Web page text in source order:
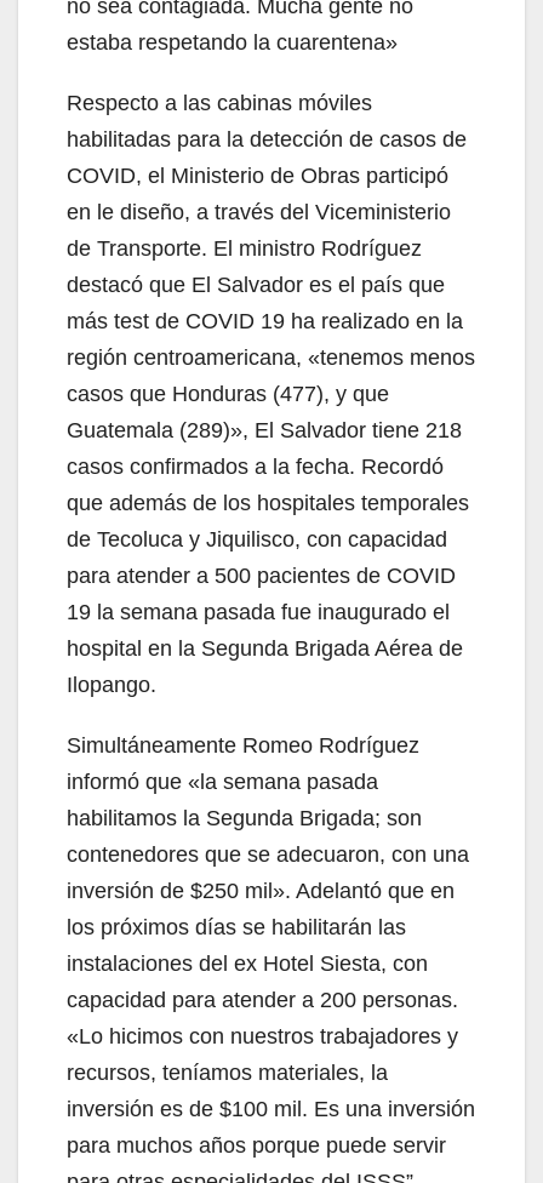
no sea contagiada. Mucha gente no
estaba respetando la cuarentena»
Respecto a las cabinas móviles
habilitadas para la detección de casos de
COVID, el Ministerio de Obras participó
en le diseño, a través del Viceministerio
de Transporte. El ministro Rodríguez
destacó que El Salvador es el país que
más test de COVID 19 ha realizado en la
región centroamericana, «tenemos menos
casos que Honduras (477), y que
Guatemala (289)», El Salvador tiene 218
casos confirmados a la fecha. Recordó
que además de los hospitales temporales
de Tecoluca y Jiquilisco, con capacidad
para atender a 500 pacientes de COVID
19 la semana pasada fue inaugurado el
hospital en la Segunda Brigada Aérea de
Ilopango.
Simultáneamente Romeo Rodríguez
informó que «la semana pasada
habilitamos la Segunda Brigada; son
contenedores que se adecuaron, con una
inversión de $250 mil». Adelantó que en
los próximos días se habilitarán las
instalaciones del ex Hotel Siesta, con
capacidad para atender a 200 personas.
«Lo hicimos con nuestros trabajadores y
recursos, teníamos materiales, la
inversión es de $100 mil. Es una inversión
para muchos años porque puede servir